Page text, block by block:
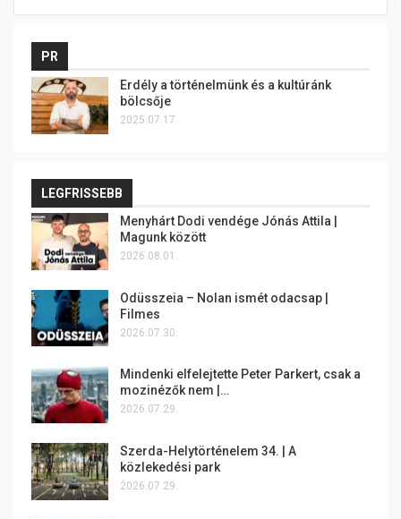
PR
Erdély a történelmünk és a kultúránk
bölcsője
2025.07.17.
LEGFRISSEBB
Menyhárt Dodi vendége Jónás Attila |
Magunk között
2026.08.01.
Odüsszeia – Nolan ismét odacsap |
Filmes
2026.07.30.
Mindenki elfelejtette Peter Parkert, csak a
mozinézők nem |…
2026.07.29.
Szerda-Helytörténelem 34. | A
közlekedési park
2026.07.29.